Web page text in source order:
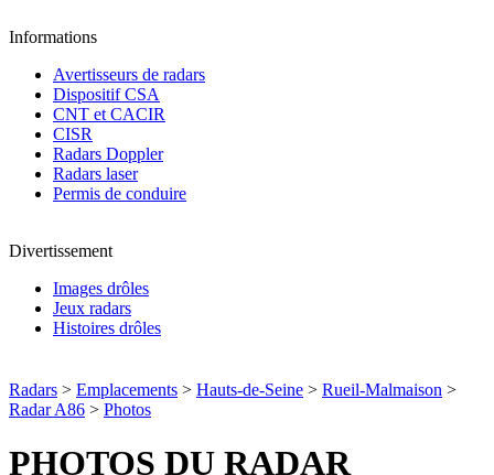
Informations
Avertisseurs de radars
Dispositif CSA
CNT et CACIR
CISR
Radars Doppler
Radars laser
Permis de conduire
Divertissement
Images drôles
Jeux radars
Histoires drôles
Radars > Emplacements > Hauts-de-Seine > Rueil-Malmaison >
Radar A86 > Photos
PHOTOS DU RADAR